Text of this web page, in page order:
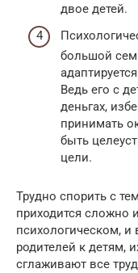
двое детей.
большой
Ведь его с
деньгах,
принимать
быть
цели.
Трудно спорить с
приходится сложно
психологическом,
родителей к детям,
сглаживают все